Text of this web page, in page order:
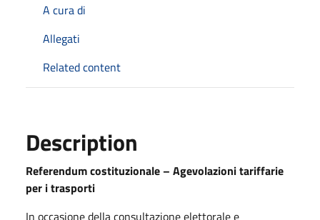
A cura di
Allegati
Related content
Description
Referendum costituzionale – Agevolazioni tariffarie
per i trasporti
In occasione della consultazione elettorale e